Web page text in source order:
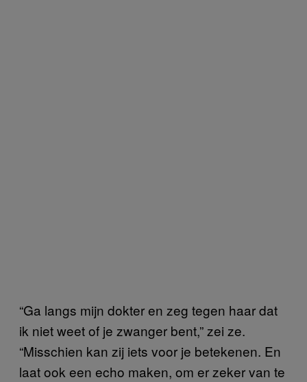
“Ga langs mijn dokter en zeg tegen haar dat
ik niet weet of je zwanger bent,” zei ze.
“Misschien kan zij iets voor je betekenen. En
laat ook een echo maken, om er zeker van te